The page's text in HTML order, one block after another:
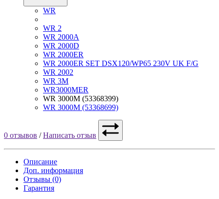
WR
WR 2
WR 2000A
WR 2000D
WR 2000ER
WR 2000ER SET DSX120/WP65 230V UK F/G
WR 2002
WR 3M
WR3000MER
WR 3000M (53368399)
WR 3000M (53368699)
0 отзывов /Написать отзыв
Описание
Доп. информация
Отзывы (0)
Гарантия